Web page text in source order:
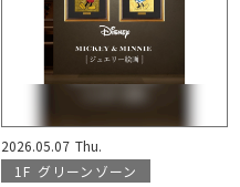
2026.05.07 Thu.
1F グリーンゾーン